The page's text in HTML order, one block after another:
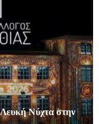
Λευκή Νύχτα στην